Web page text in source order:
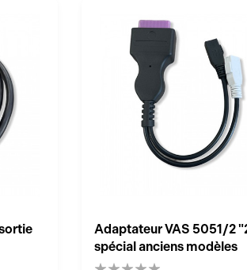
Adaptateur VAS 5051/2
spécial anciens modèles